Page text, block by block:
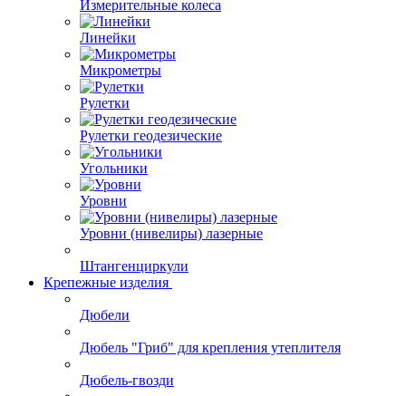
Измерительные колеса
Линейки
Микрометры
Рулетки
Рулетки геодезические
Угольники
Уровни
Уровни (нивелиры) лазерные
Штангенциркули
Крепежные изделия
Дюбели
Дюбель "Гриб" для крепления утеплителя
Дюбель-гвозди